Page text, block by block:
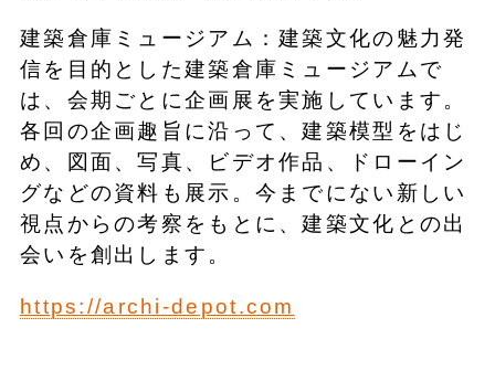
建築倉庫ミュージアム：建築文化の魅力発
信を目的とした建築倉庫ミュージアムで
は、会期ごとに企画展を実施しています。
各回の企画趣旨に沿って、建築模型をはじ
め、図面、写真、ビデオ作品、ドローイン
グなどの資料も展示。今までにない新しい
視点からの考察をもとに、建築文化との出
会いを創出します。
https://archi-depot.com